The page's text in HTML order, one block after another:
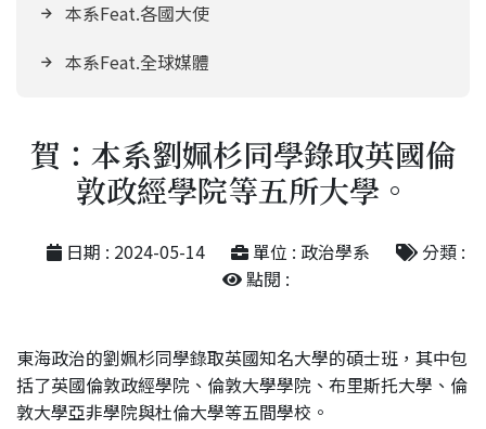
本系Feat.各國大使
本系Feat.全球媒體
賀：本系劉姵杉同學錄取英國倫
敦政經學院等五所大學。
日期 : 2024-05-14 單位 : 政治學系
分類 :
點閱 :
東海政治的劉姵杉同學錄取英國知名大學的碩士班，其中包
括了英國倫敦政經學院、倫敦大學學院、布里斯托大學、倫
敦大學亞非學院與杜倫大學等五間學校。